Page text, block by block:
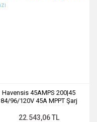
Havensis 45AMPS 200|45
84/96/120V 45A MPPT Şarj
22.543,06 TL